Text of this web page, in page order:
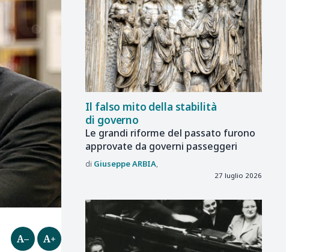
A– A+
Il falso mito della stabilità
di governo
Le grandi riforme del passato furono
approvate da governi passeggeri
GiuseppeARBIA
27 luglio 2026